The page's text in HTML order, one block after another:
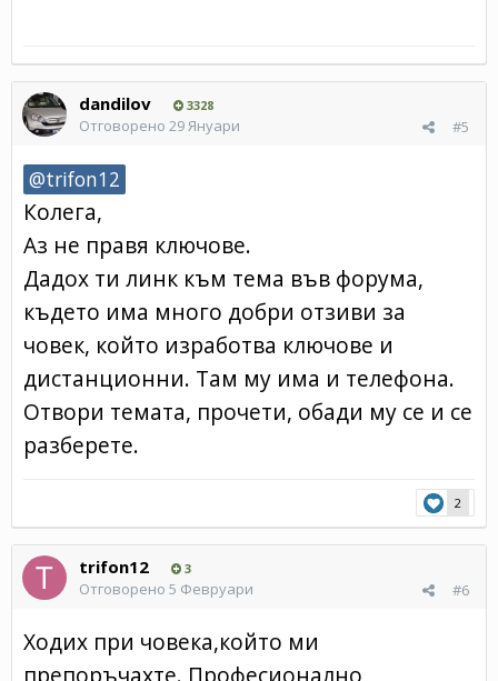
dandilov 3328
#5
Отговорено 29 Януари
@trifon12
Колега,
Аз не правя ключове.
Дадох ти линк към тема във форума,
където има много добри отзиви за
човек, който изработва ключове и
дистанционни. Там му има и телефона.
Отвори темата, прочети, обади му се и се
разберете.
2
trifon12 3
#6
Отговорено 5 Февруари
Ходих при човека,който ми
препоръчахте. Професионално